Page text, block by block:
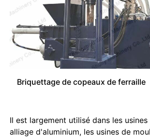
Briquettage de copeaux de ferraille
Il est largement utilisé dans les
alliage d'aluminium, les usines de